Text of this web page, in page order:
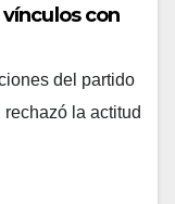
con
del partido
la actitud